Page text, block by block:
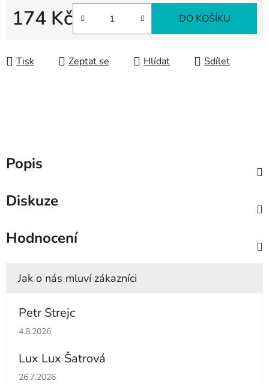
174 Kč DO KOŠÍKU
Tisk Zeptat se Hlídat Sdílet
Popis
Diskuze
Hodnocení
Petr Strejc
Hodnocení obchodu je 5 z 5 hvězdiček.
4.8.2026
Lux Lux Šatrová
Hodnocení obchodu je 5 z 5 hvězdiček.
26.7.2026